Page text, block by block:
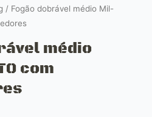
/ Fogão dobrável médio Mil-
médio
com